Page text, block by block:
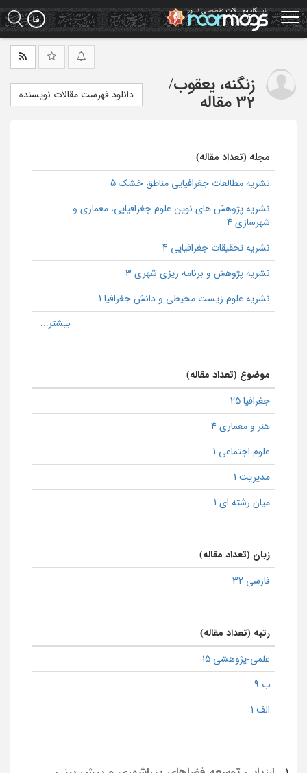
Skip
to
main
زنگنه، یعقوب/
32 مقاله
دانلود فهرست مقالات نویسنده
مجله (تعداد مقاله)
نشریه مطالعات جغرافیایی مناطق خشک 5
نشریه پژوهش های نوین علوم جغرافیایی، معماری و
شهرسازی 4
نشریه تحقیقات جغرافیایی 4
نشریه پژوهش و برنامه ریزی شهری 3
نشریه علوم زیست محیطی و دانش جغرافیا 1
موضوع (تعداد مقاله)
جغرافیا 25
هنر و معماری 4
علوم اجتماعی 1
مدیریت 1
میان رشته ای 1
زبان (تعداد مقاله)
فارسی 32
رتبه (تعداد مقاله)
علمی-پژوهشی 15
ب 9
الف 1